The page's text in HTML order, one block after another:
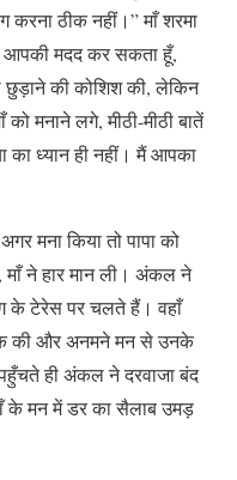
ठीक नहीं।” माँ शरमा
मदद कर सकता हूँ,
छुड़ाने की कोशिश की, लेकिन
मनाने लगे, मीठी-मीठी बातें
ध्यान ही नहीं। मैं आपका
मना किया तो पापा को
ने हार मान ली। अंकल ने
के टेरेस पर चलते हैं। वहाँ
की और अनमने मन से उनके
ही अंकल ने दरवाजा बंद
के मन में डर का सैलाब उमड़